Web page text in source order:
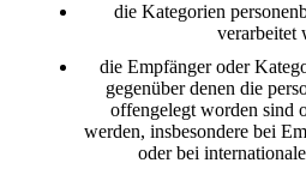
die Kategorien
verarbeitet
die Empfänger oder
gegenüber denen die
offengelegt worden sind
werden, insbesondere bei
oder bei